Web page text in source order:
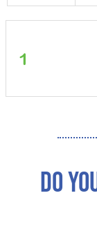
Glow
in
Dark
Pajama
cantidad
DO